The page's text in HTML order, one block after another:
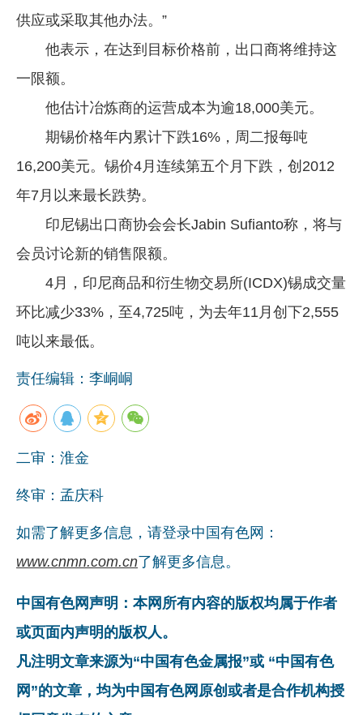
供应或采取其他办法。”
他表示，在达到目标价格前，出口商将维持这
一限额。
他估计冶炼商的运营成本为逾18,000美元。
期锡价格年内累计下跌16%，周二报每吨
16,200美元。锡价4月连续第五个月下跌，创2012
年7月以来最长跌势。
印尼锡出口商协会会长Jabin Sufianto称，将与
会员讨论新的销售限额。
4月，印尼商品和衍生物交易所(ICDX)锡成交量
环比减少33%，至4,725吨，为去年11月创下2,555
吨以来最低。
责任编辑：李峒峒
二审：淮金
终审：孟庆科
如需了解更多信息，请登录中国有色网：
www.cnmn.com.cn了解更多信息。
中国有色网声明：本网所有内容的版权均属于作者
或页面内声明的版权人。
凡注明文章来源为“中国有色金属报”或 “中国有色
网”的文章，均为中国有色网原创或者是合作机构授